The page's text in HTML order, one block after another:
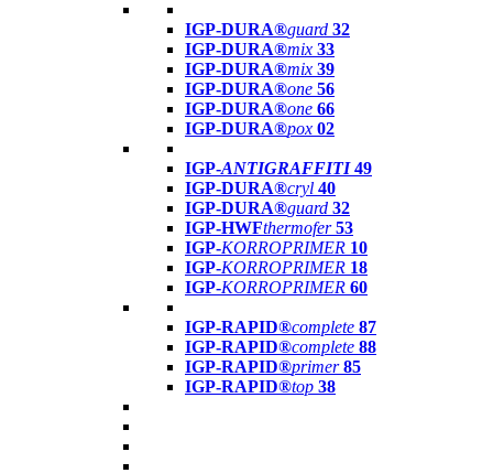
IGP-DURA®guard 32
IGP-DURA®mix 33
IGP-DURA®mix 39
IGP-DURA®one 56
IGP-DURA®one 66
IGP-DURA®pox 02
IGP-ANTIGRAFFITI49
IGP-DURA®cryl 40
IGP-DURA®guard 32
IGP-HWFthermofer 53
IGP-KORROPRIMER 10
IGP-KORROPRIMER 18
IGP-KORROPRIMER 60
IGP-RAPID®complete 87
IGP-RAPID®complete 88
IGP-RAPID®primer 85
IGP-RAPID®top 38